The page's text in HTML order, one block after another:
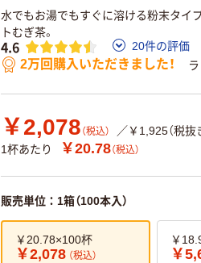
水でもお湯でもすぐに溶ける粉末タイ
トむぎ茶。
4.6 20件の評価
2万回購入いただきました！
￥2,078 （税込） ／￥1,925（税抜
1杯あたり
￥20.78（税込）
販売単位：1箱（100本入）
￥20.78×100杯
￥2,078 （税込）
￥
￥